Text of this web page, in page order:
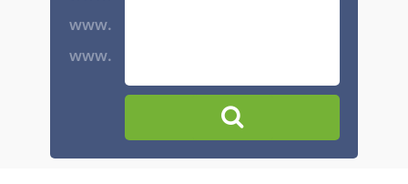
www.
www.